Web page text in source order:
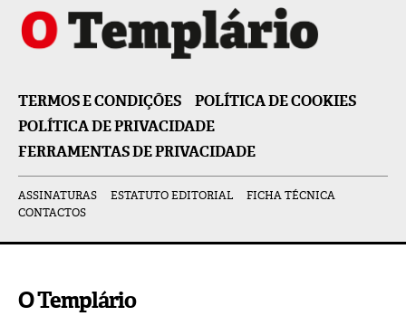
TERMOS E CONDIÇÕES
POLÍTICA DE COOKIES
POLÍTICA DE PRIVACIDADE
FERRAMENTAS DE PRIVACIDADE
ASSINATURAS ESTATUTO EDITORIAL
FICHA TÉCNICA
CONTACTOS
O Templário